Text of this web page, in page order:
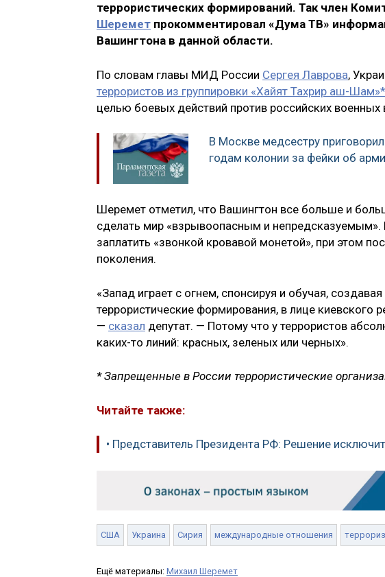
террористических формирований. Так член
Шеремет прокомментировал «Дума ТВ»
Вашингтона в данной области.
По словам главы МИД России Сергея Лаврова,
террористов из группировки «Хайят Тахрир аш-Шам»*
целью боевых действий против российских военных
В Москве медсестру
годам колонии за фейки об
Шеремет отметил, что Вашингтон все больше и
сделать мир «взрывоопасным и
заплатить «звонкой кровавой монетой», при этом
поколения.
«Запад играет с огнем, спонсируя и обучая,
террористические формирования, в лице киевского
— сказал депутат. — Потому что у террористов
каких-то линий: красных, зеленых или черных».
* Запрещенные в России террористические
Читайте также:
• Представитель Президента РФ: Решение
США Украина Сирия международные отношения
Ещё материалы: Михаил Шеремет